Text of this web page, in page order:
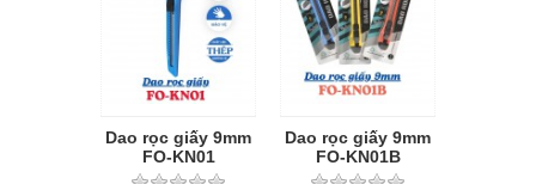
Dao rọc giấy 9mm
FO-KN01
Dao rọc giấy 9mm
FO-KN01B